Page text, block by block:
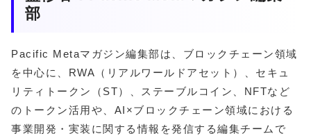
部
Pacific Metaマガジン編集部は、ブロックチェーン領域
を中心に、RWA（リアルワールドアセット）、セキュ
リティトークン（ST）、ステーブルコイン、NFTなど
のトークン活用や、AI×ブロックチェーン領域における
事業開発・実装に関する情報を発信する編集チームで